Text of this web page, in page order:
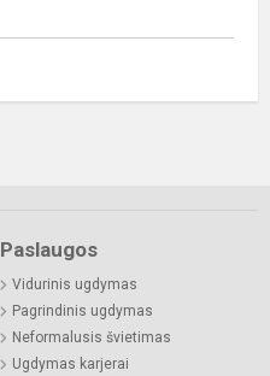
Paslaugos
Vidurinis ugdymas
Pagrindinis ugdymas
Neformalusis švietimas
Ugdymas karjerai